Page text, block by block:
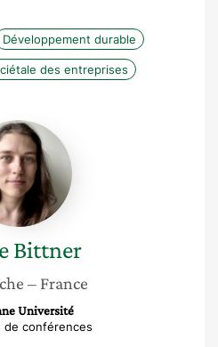
Développement durable
des entreprises
Lucie
Bittner
Bittner
– France
Université
de conférences